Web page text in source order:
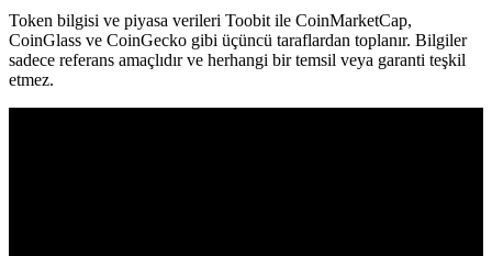
Token bilgisi ve piyasa verileri Toobit ile CoinMarketCap,
CoinGlass ve CoinGecko gibi üçüncü taraflardan toplanır. Bilgiler
sadece referans amaçlıdır ve herhangi bir temsil veya garanti teşkil
etmez.